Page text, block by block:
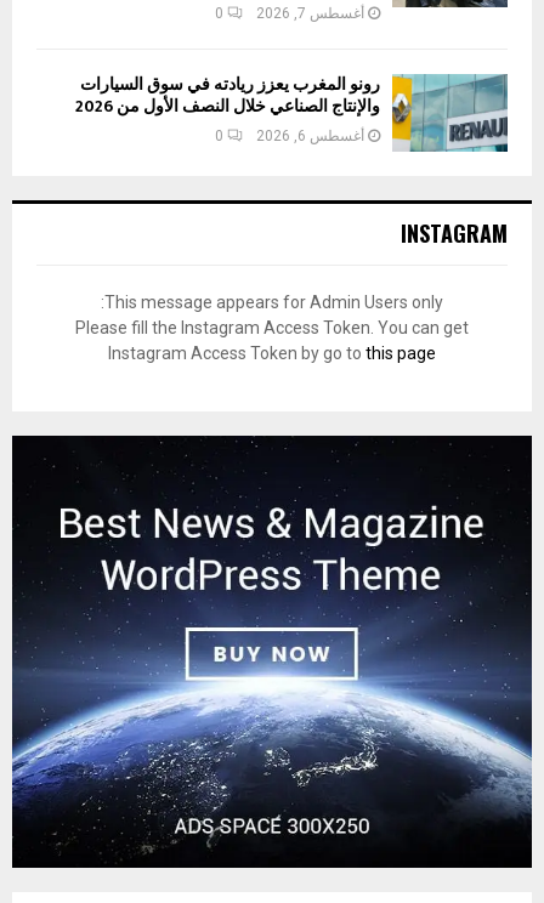
أغسطس 7, 2026 0
رونو المغرب يعزز ريادته في سوق السيارات
والإنتاج الصناعي خلال النصف الأول من 2026
أغسطس 6, 2026 0
INSTAGRAM
This message appears for Admin Users only:
Please fill the Instagram Access Token. You can get
Instagram Access Token by go to this page